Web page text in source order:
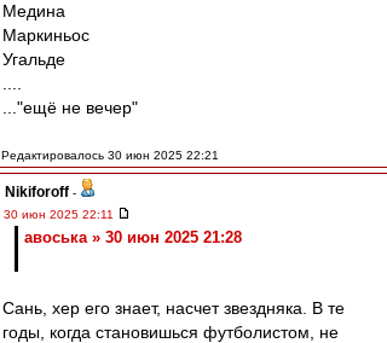
Медина
Маркиньос
Угальде
..."ещё не вечер"
Редактировалось 30 июн 2025 22:21
Nikiforoff -
30 июн 2025 22:11
авоська » 30 июн 2025 21:28
Сань, хер его знает, насчет звездняка. В те
годы, когда становишься футболистом, не